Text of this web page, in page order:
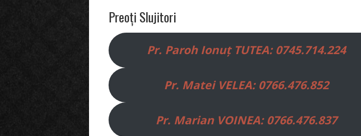
Preoți Slujitori
Pr. Paroh Ionuț TUTEA: 0745.714.224
Pr. Matei VELEA: 0766.476.852
Pr. Marian VOINEA: 0766.476.837